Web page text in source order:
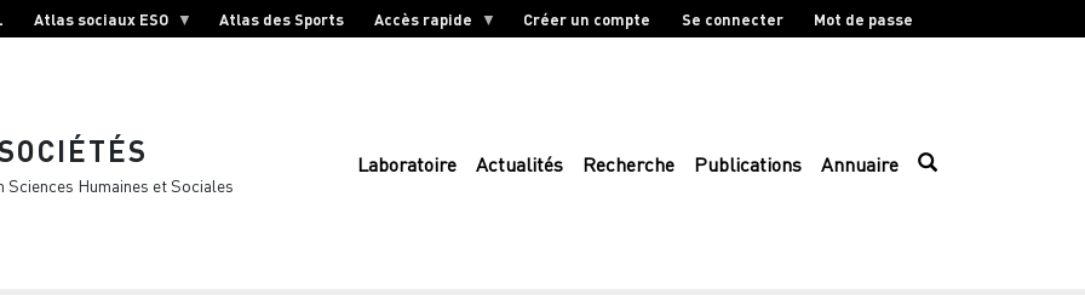
Atlas sociaux ESO Atlas des Sports Accès rapide Créer un compte Se connecter Mot de passe
Humaines et Sociales
Laboratoire Actualités Recherche Publications Annuaire